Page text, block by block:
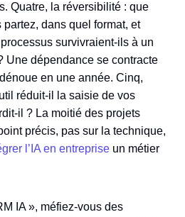
Quatre, la réversibilité : que
dans quel format, et
survivraient-ils à un
Une dépendance se contracte
en une année. Cinq,
réduit-il la saisie de vos
il ? La moitié des projets
précis, pas sur la technique,
l’IA en entreprise un métier
IA », méfiez-vous des